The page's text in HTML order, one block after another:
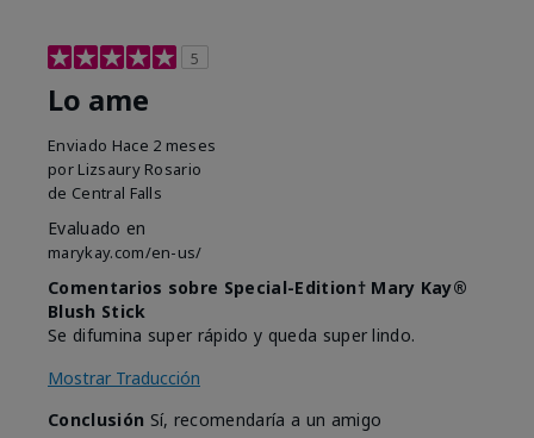
5
Lo ame
Enviado Hace 2 meses
por Lizsaury Rosario
de Central Falls
Evaluado en
marykay.com/en-us/
Comentarios sobre Special-Edition† Mary Kay®
Blush Stick
Se difumina super rápido y queda super lindo.
Mostrar Traducción
Conclusión Sí, recomendaría a un amigo